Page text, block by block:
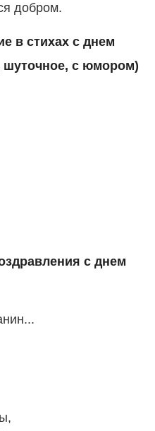
добром.
в стихах с днем
шуточное, с юмором)
с днем